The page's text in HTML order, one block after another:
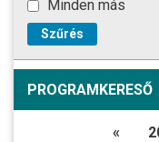
Minden más
Szűrés
PROGRAMKERESŐ
«